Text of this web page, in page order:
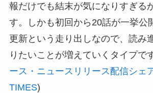
報だけでも結末が気になりすぎる
す。しかも初回から20話が一挙公
更新という走り出しなので、読み
りたいことが増えていくタイプで
ース・ニュースリリース配信シェ
TIMES)